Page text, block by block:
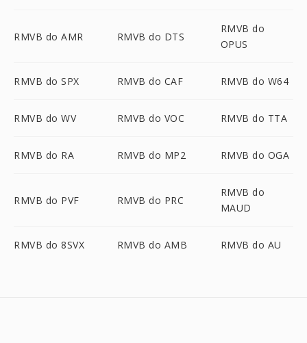
RMVB do AMR RMVB do DTS
RMVB do
OPUS
RMVB do SPX RMVB do CAF RMVB do W64
RMVB do WV RMVB do VOC RMVB do TTA
RMVB do RA RMVB do MP2 RMVB do OGA
RMVB do PVF RMVB do PRC
RMVB do
MAUD
RMVB do 8SVX RMVB do AMB RMVB do AU